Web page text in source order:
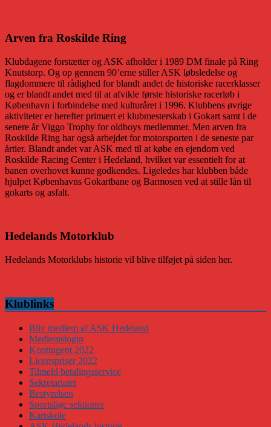
Arven fra Roskilde Ring
Klubdagene forstætter og ASK afholder i 1989 DM finale på Ring
Knutstorp. Og op gennem 90’erne stiller ASK løbsledelse og
flagdommere til rådighed for blandt andet de historiske racerklasser
og er blandt andet med til at afvikle første historiske racerløb i
København i forbindelse med kulturåret i 1996. Klubbens øvrige
aktiviteter er herefter primært et klubmesterskab i Gokart samt i de
senere år Viggo Trophy for oldboys medlemmer. Men arven fra
Roskilde Ring har også arbejdet for motorsporten i de seneste par
årtier. Blandt andet var ASK med til at købe en ejendom ved
Roskilde Racing Center i Hedeland, hvilket var essentielt for at
banen overhovet kunne godkendes. Ligeledes har klubben både
hjulpet Københavns Gokartbane og Barmosen ved at stille lån til
gokarts og asfalt.
Hedelands Motorklub
Hedelands Motorklubs historie vil blive tilføjet på siden her.
Klublinks
Bliv medlem af ASK Hedeland
Medlemslogin
Kontingent 2022
Licenspriser 2022
Tilmeld betalingsservice
Sekretariatet
Bestyrelsen
Sportslige sektioner
Kartskole